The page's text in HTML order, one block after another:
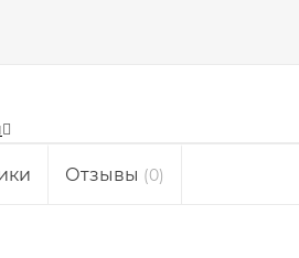
Отзывы (0)